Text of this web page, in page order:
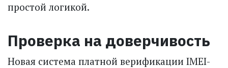
простой логикой.
Проверка на доверчивость
Новая система платной верификации IMEI-